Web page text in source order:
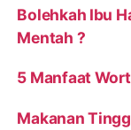
Bolehkah Ibu
Mentah ?
5 Manfaat
Makanan